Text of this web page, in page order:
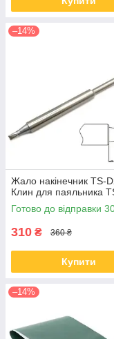
–14%
Жало накінечник TS-
Клин для паяльника
Готово до відправки
310 ₴ 360 ₴
Купити
–14%